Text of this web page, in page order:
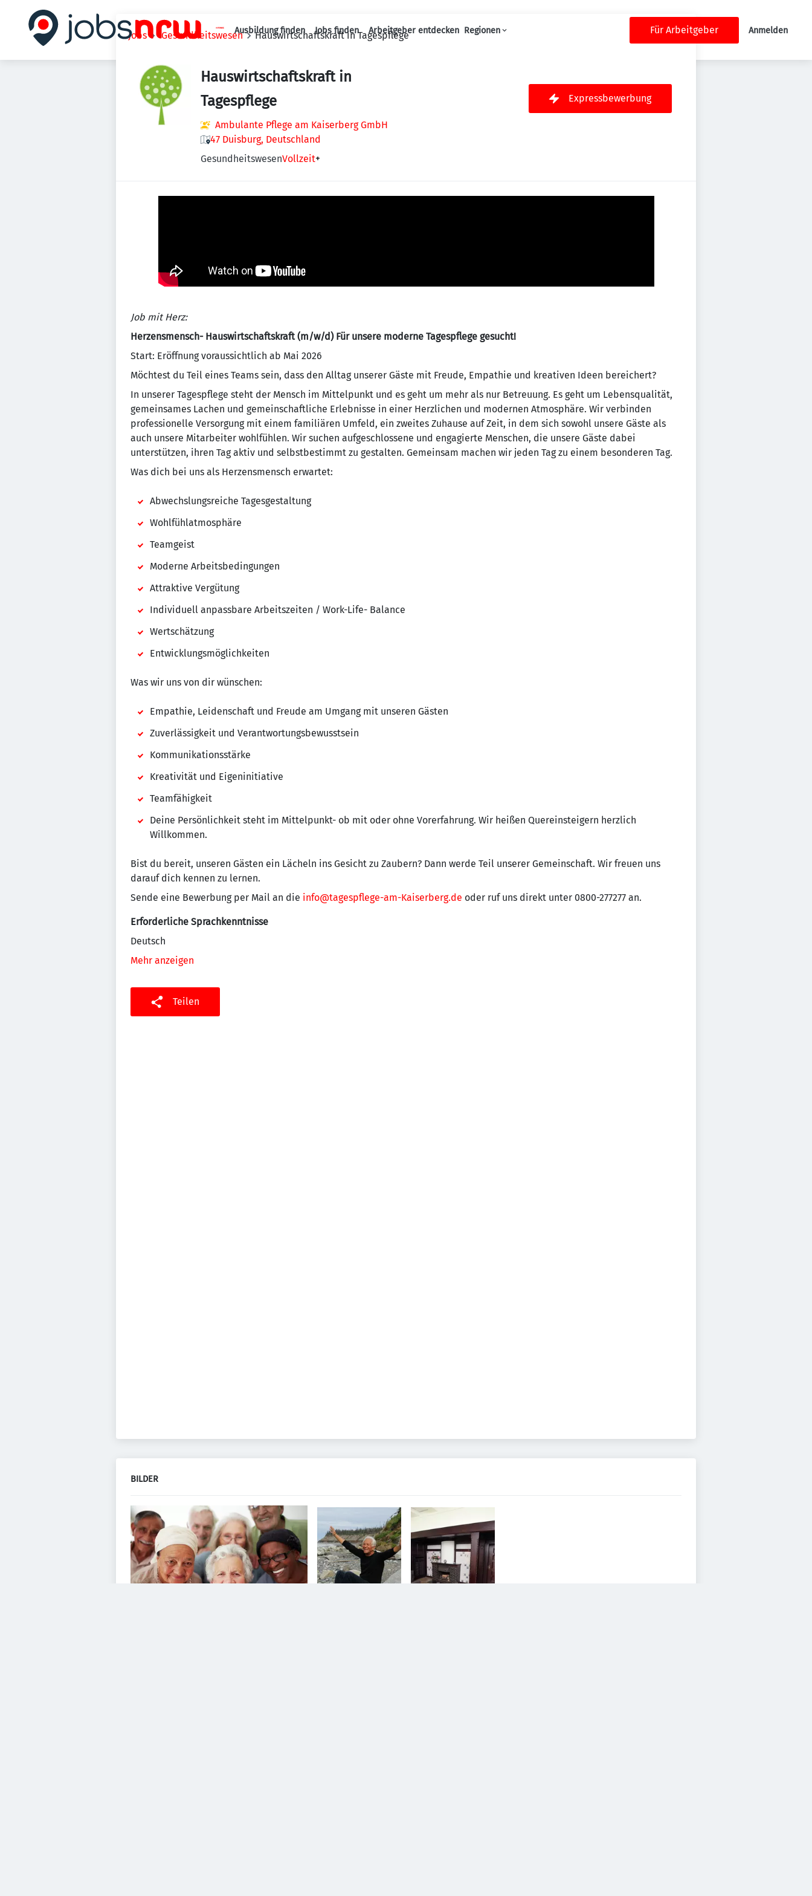
Haupt-Navigation
Ausbildung finden Jobs finden Arbeitgeber entdecken Regionen Für Arbeitgeber Anmelden
Jobs Gesundheitswesen Hauswirtschaftskraft in Tagespflege
Hauswirtschaftskraft in
Tagespflege
Ambulante Pflege am Kaiserberg GmbH
47 Duisburg, Deutschland
GesundheitswesenVollzeit+
Expressbewerbung
Job mit Herz:
Herzensmensch- Hauswirtschaftskraft (m/w/d) Für unsere moderne Tagespflege gesucht!
Start: Eröffnung voraussichtlich ab Mai 2026
Möchtest du Teil eines Teams sein, dass den Alltag unserer Gäste mit Freude, Empathie und kreativen Ideen bereichert?
In unserer Tagespflege steht der Mensch im Mittelpunkt und es geht um mehr als nur Betreuung. Es geht um Lebensqualität,
gemeinsames Lachen und gemeinschaftliche Erlebnisse in einer Herzlichen und modernen Atmosphäre. Wir verbinden
professionelle Versorgung mit einem familiären Umfeld, ein zweites Zuhause auf Zeit, in dem sich sowohl unsere Gäste als
auch unsere Mitarbeiter wohlfühlen. Wir suchen aufgeschlossene und engagierte Menschen, die unsere Gäste dabei
unterstützen, ihren Tag aktiv und selbstbestimmt zu gestalten. Gemeinsam machen wir jeden Tag zu einem besonderen Tag.
Was dich bei uns als Herzensmensch erwartet:
Abwechslungsreiche Tagesgestaltung
Wohlfühlatmosphäre
Teamgeist
Moderne Arbeitsbedingungen
Attraktive Vergütung
Individuell anpassbare Arbeitszeiten / Work-Life- Balance
Wertschätzung
Entwicklungsmöglichkeiten
Was wir uns von dir wünschen:
Empathie, Leidenschaft und Freude am Umgang mit unseren Gästen
Zuverlässigkeit und Verantwortungsbewusstsein
Kommunikationsstärke
Kreativität und Eigeninitiative
Teamfähigkeit
Deine Persönlichkeit steht im Mittelpunkt- ob mit oder ohne Vorerfahrung. Wir heißen Quereinsteigern herzlich
Willkommen.
Bist du bereit, unseren Gästen ein Lächeln ins Gesicht zu Zaubern? Dann werde Teil unserer Gemeinschaft. Wir freuen uns
darauf dich kennen zu lernen.
Sende eine Bewerbung per Mail an die info@tagespflege-am-Kaiserberg.de oder ruf uns direkt unter 0800-277277 an.
Erforderliche Sprachkenntnisse
Deutsch
Mehr anzeigen
Teilen
BILDER